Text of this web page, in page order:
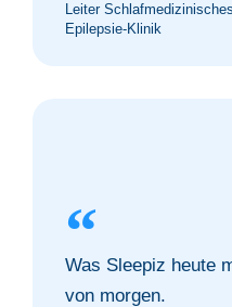
Leiter
Epilepsie-Klinik
Was Sleepiz heute
von morgen.